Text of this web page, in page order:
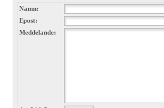
Namn:
Epost:
Meddelande: